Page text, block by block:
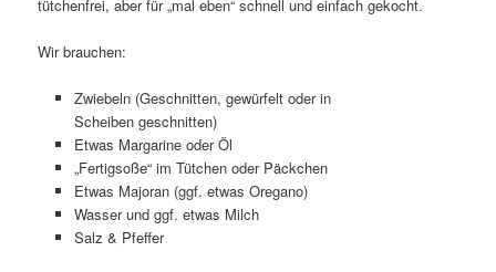
tütchenfrei, aber für „mal eben“ schnell und einfach gekocht.
Wir brauchen:
Zwiebeln (Geschnitten, gewürfelt oder in
Scheiben geschnitten)
Etwas Margarine oder Öl
„Fertigsoße“ im Tütchen oder Päckchen
Etwas Majoran (ggf. etwas Oregano)
Wasser und ggf. etwas Milch
Salz & Pfeffer